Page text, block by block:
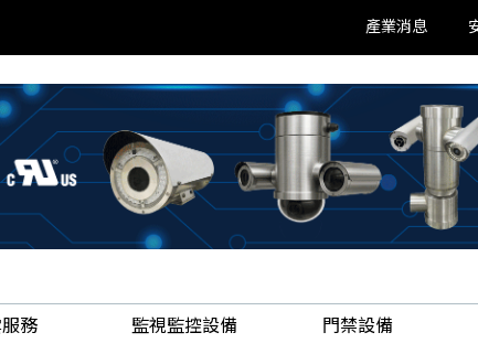
產業消息
務 監視監控設備
門禁設備